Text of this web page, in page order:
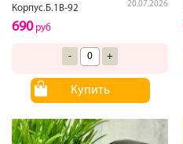
Корпус.Б.1В-92
20.07.2026
690руб
- +
Купить